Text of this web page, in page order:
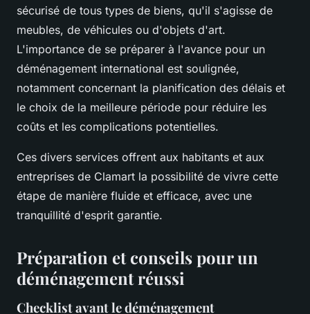
sécurisé de tous types de biens, qu'il s'agisse de
meubles, de véhicules ou d'objets d'art.
L'importance de se préparer à l'avance pour un
déménagement international est soulignée,
notamment concernant la planification des délais et
le choix de la meilleure période pour réduire les
coûts et les complications potentielles.
Ces divers services offrent aux habitants et aux
entreprises de Clamart la possibilité de vivre cette
étape de manière fluide et efficace, avec une
tranquillité d'esprit garantie.
Préparation et conseils pour un
déménagement réussi
Checklist avant le déménagement